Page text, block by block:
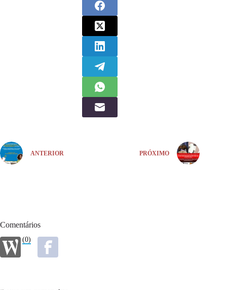
ANTERIOR PRÓXIMO
Comentários
(0)